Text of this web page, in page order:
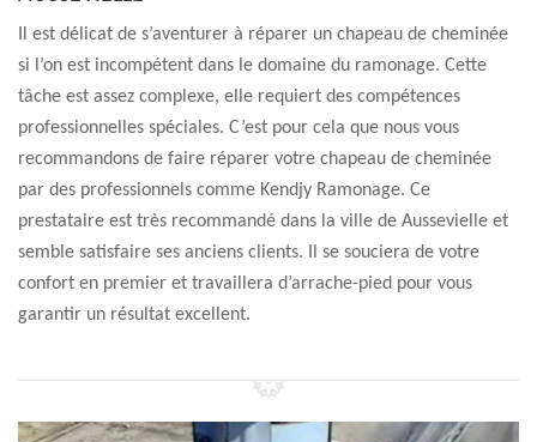
Il est délicat de s’aventurer à réparer un chapeau de cheminée
si l’on est incompétent dans le domaine du ramonage. Cette
tâche est assez complexe, elle requiert des compétences
professionnelles spéciales. C’est pour cela que nous vous
recommandons de faire réparer votre chapeau de cheminée
par des professionnels comme Kendjy Ramonage. Ce
prestataire est très recommandé dans la ville de Aussevielle et
semble satisfaire ses anciens clients. Il se souciera de votre
confort en premier et travaillera d’arrache-pied pour vous
garantir un résultat excellent.